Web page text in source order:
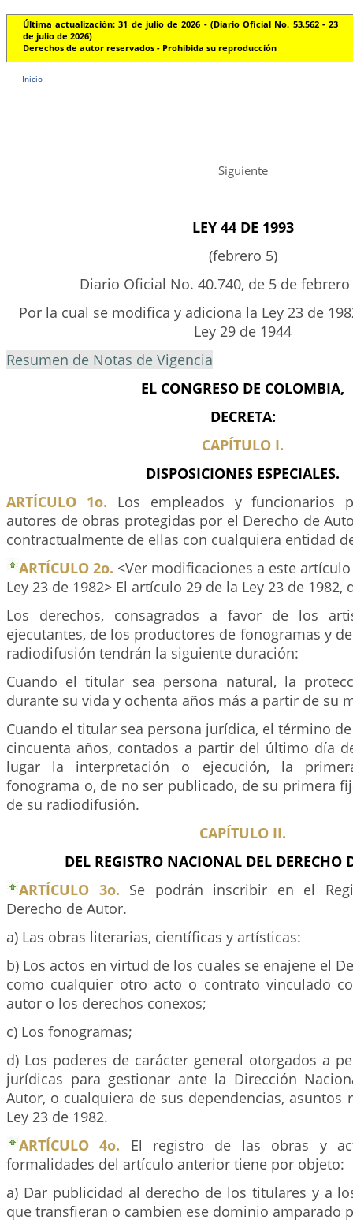
Última actualización: 31 de julio de 2026 - (Diario Oficial No. 53.562 - 23
de julio de 2026)
Derechos de autor reservados - Prohibida su reproducción
Inicio
Siguiente
LEY 44 DE 1993
(febrero 5)
Diario Oficial No. 40.740, de 5 de febrero
Por la cual se modifica y adiciona la Ley 23 de
Ley 29 de 1944
Resumen de Notas de Vigencia
EL CONGRESO DE COLOMBIA,
DECRETA:
CAPÍTULO I.
DISPOSICIONES ESPECIALES.
ARTÍCULO 1o. Los empleados y funcionarios
autores de obras protegidas por el Derecho de
contractualmente de ellas con cualquiera entidad
ARTÍCULO 2o. <Ver modificaciones a este
Ley 23 de 1982> El artículo 29 de la Ley 23 de 1982,
Los derechos, consagrados a favor de los
ejecutantes, de los productores de fonogramas y
radiodifusión tendrán la siguiente duración:
Cuando el titular sea persona natural, la
durante su vida y ochenta años más a partir de su
Cuando el titular sea persona jurídica, el término
cincuenta años, contados a partir del último día
lugar la interpretación o ejecución, la
fonograma o, de no ser publicado, de su primera
de su radiodifusión.
CAPÍTULO II.
DEL REGISTRO NACIONAL DEL DERECHO
ARTÍCULO 3o. Se podrán inscribir en el
Derecho de Autor.
a) Las obras literarias, científicas y artísticas:
b) Los actos en virtud de los cuales se enajene el
como cualquier otro acto o contrato vinculado
autor o los derechos conexos;
c) Los fonogramas;
d) Los poderes de carácter general otorgados a
jurídicas para gestionar ante la Dirección
Autor, o cualquiera de sus dependencias, asuntos
Ley 23 de 1982.
ARTÍCULO 4o. El registro de las obras y
formalidades del artículo anterior tiene por objeto:
a) Dar publicidad al derecho de los titulares y a
que transfieran o cambien ese dominio amparado